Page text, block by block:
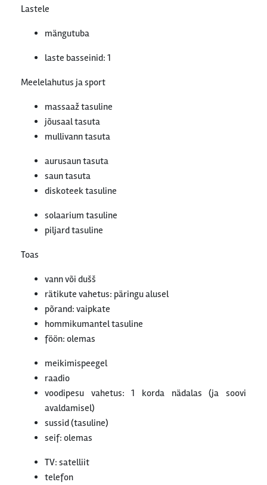
Lastele
mängutuba
laste basseinid: 1
Meelelahutus ja sport
massaaž tasuline
jõusaal tasuta
mullivann tasuta
aurusaun tasuta
saun tasuta
diskoteek tasuline
solaarium tasuline
piljard tasuline
Toas
vann või dušš
rätikute vahetus: päringu alusel
põrand: vaipkate
hommikumantel tasuline
föön: olemas
meikimispeegel
raadio
voodipesu vahetus: 1 korda nädalas (ja soovi
avaldamisel)
sussid (tasuline)
seif: olemas
TV: satelliit
telefon